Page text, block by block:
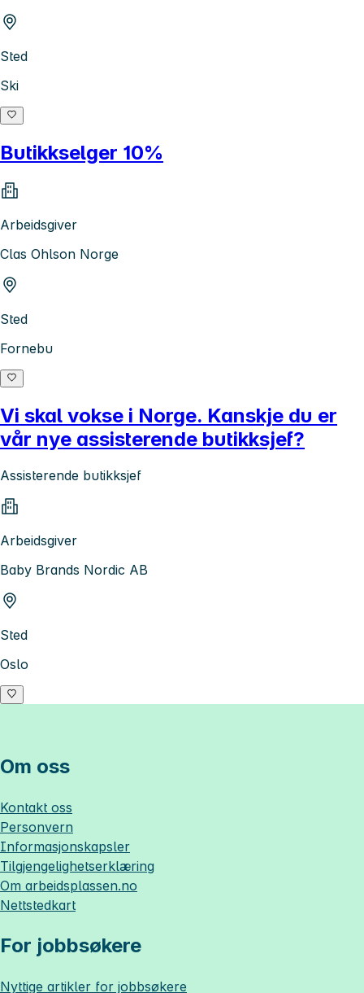
Sted
Ski
Butikkselger 10%
Arbeidsgiver
Clas Ohlson Norge
Sted
Fornebu
Vi skal vokse i Norge. Kanskje du er
vår nye assisterende butikksjef?
Assisterende butikksjef
Arbeidsgiver
Baby Brands Nordic AB
Sted
Oslo
Om oss
Kontakt oss
Personvern
Informasjonskapsler
Tilgjengelighetserklæring
Om arbeidsplassen.no
Nettstedkart
For jobbsøkere
Nyttige artikler for jobbsøkere